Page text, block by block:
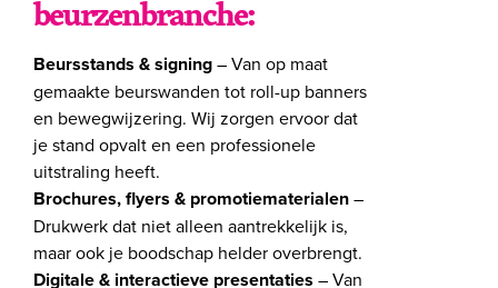
beurzenbranche:
Beursstands & signing– Van op maat
gemaakte beurswanden tot roll-up banners
en bewegwijzering. Wij zorgen ervoor dat
je stand opvalt en een professionele
uitstraling heeft.
Brochures, flyers & promotiematerialen–
Drukwerk dat niet alleen aantrekkelijk is,
maar ook je boodschap helder overbrengt.
Digitale & interactieve presentaties – Van